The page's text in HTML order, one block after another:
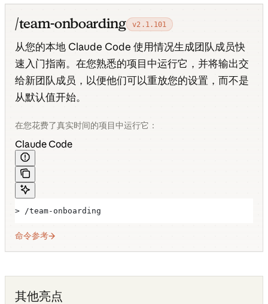
/team-onboarding v2.1.101
从您的本地 Claude Code 使用情况生成团队成员快
速入门指南。在您熟悉的项目中运行它，并将输出交
给新团队成员，以便他们可以重放您的设置，而不是
从默认值开始。
在您花费了真实时间的项目中运行它：
Claude Code
> /team-onboarding
命令参考
其他亮点